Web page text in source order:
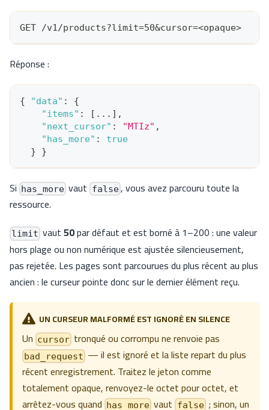
GET /v1/products?limit=50&cursor=<opaque>
Réponse :
{ "data" :
{
"items" : [ ... ] ,
"next_cursor" : "MTIz" ,
"has_more" :
true
}
}
Si has_more vaut false, vous avez parcouru toute la
ressource.
limit vaut50par défaut et est borné à 1–200 : une valeur
hors plage ou non numérique est ajustée silencieusement,
pas rejetée. Les pages sont parcourues du plus récent au plus
ancien : le curseur pointe donc sur le dernier élément reçu.
UN CURSEUR MALFORMÉ EST IGNORÉ EN SILENCE
Un cursor tronqué ou corrompu ne renvoie pas
bad_request — il est ignoré et la liste repart du plus
récent enregistrement. Traitez le jeton comme
totalement opaque, renvoyez-le octet pour octet, et
arrêtez-vous quand has_more vaut false; sinon, un